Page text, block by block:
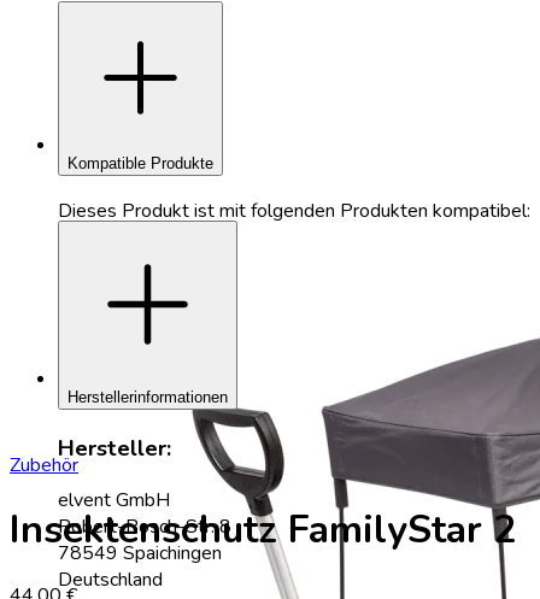
add
Kompatible Produkte
Dieses Produkt ist mit folgenden Produkten kompatibel:
add
Herstellerinformationen
Hersteller:
elvent GmbH
Robert-Bosch-Str. 8
78549 Spaichingen
Deutschland
Zubehör
Insektenschutz FamilyStar 2